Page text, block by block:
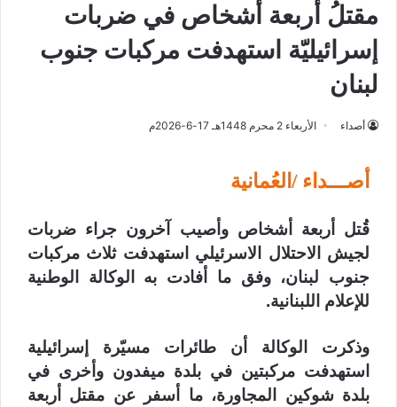
مقتلُ أربعة أشخاص في ضربات
إسرائيليّة استهدفت مركبات جنوب
لبنان
أصداء الأربعاء 2 محرم 1448هـ 17-6-2026م
أصـــداء /العُمانية
قُتل أربعة أشخاص وأصيب آخرون جراء ضربات
لجيش الاحتلال الاسرئيلي استهدفت ثلاث مركبات
جنوب لبنان، وفق ما أفادت به الوكالة الوطنية
للإعلام اللبنانية.
وذكرت الوكالة أن طائرات مسيّرة إسرائيلية
استهدفت مركبتين في بلدة ميفدون وأخرى في
بلدة شوكين المجاورة، ما أسفر عن مقتل أربعة